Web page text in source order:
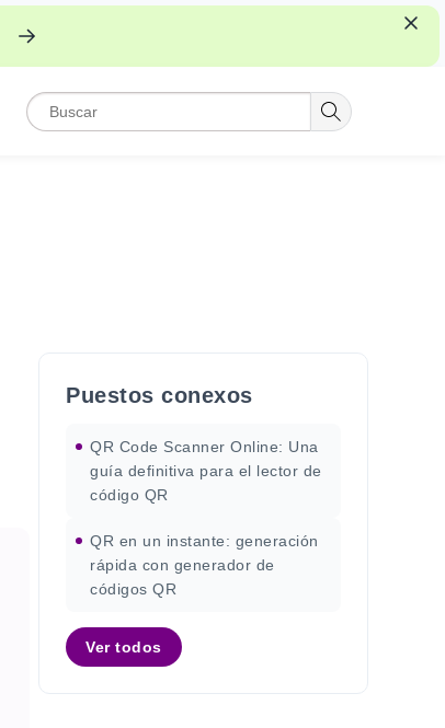
Puestos conexos
QR Code Scanner Online: Una
guía definitiva para el lector de
código QR
QR en un instante: generación
rápida con generador de
códigos QR
Ver todos